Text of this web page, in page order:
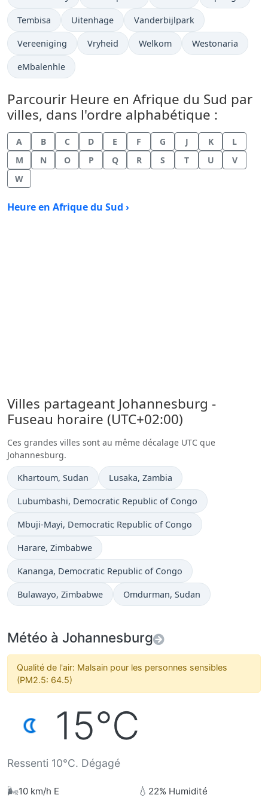
Heure actuelle à
Tembisa Heure actuelle à
Uitenhage Heure actuelle à
Vanderbijlpark
Heure actuelle à
Vereeniging Heure actuelle à
Vryheid Heure actuelle à
Welkom Heure actuelle à
Westonaria
Heure actuelle à
eMbalenhle
Parcourir Heure en Afrique du Sud par
villes, dans l'ordre alphabétique :
A B C D E F G J K
L
M
N O P Q R S T U
V
W
Heure en Afrique du Sud ›
Villes partageant Johannesburg -
Fuseau horaire (UTC+02:00)
Ces grandes villes sont au même décalage UTC que
Johannesburg.
Heure actuelle à
Khartoum, Sudan Heure actuelle à
Lusaka, Zambia
Heure actuelle à
Lubumbashi, Democratic Republic of Congo
Heure actuelle à
Mbuji-Mayi, Democratic Republic of Congo
Heure actuelle à
Harare, Zimbabwe
Heure actuelle à
Kananga, Democratic Republic of Congo
Heure actuelle à
Bulawayo, Zimbabwe Heure actuelle à
Omdurman, Sudan
Météo à Johannesburg
Qualité de l'air: Malsain pour les personnes sensibles
(PM2.5: 64.5)
15°C
Ressenti 10°C. Dégagé
🌬️10 km/h E 💧 22% Humidité